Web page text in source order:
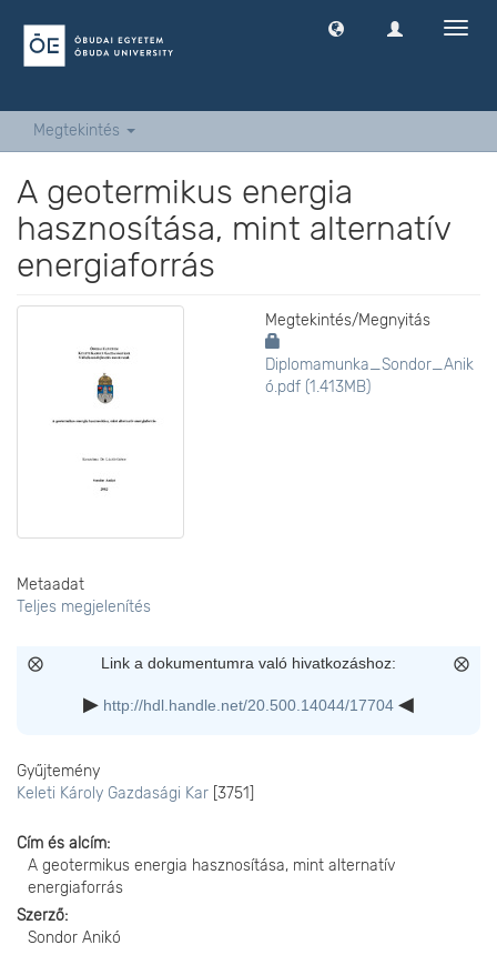
Megtekintés
A geotermikus energia
hasznosítása, mint alternatív
energiaforrás
Megtekintés/Megnyitás
Diplomamunka_Sondor_Anik
ó.pdf (1.413MB)
Metaadat
Teljes megjelenítés
Link a dokumentumra való hivatkozáshoz:
http://hdl.handle.net/20.500.14044/17704
Gyűjtemény
Keleti Károly Gazdasági Kar [3751]
Cím és alcím
A geotermikus energia hasznosítása, mint alternatív
energiaforrás
Szerző
Sondor Anikó